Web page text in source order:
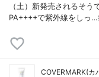
（土）新発売されるそう
PA++++で紫外線をしっ…
COVERMARK(カ